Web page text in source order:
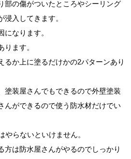
部の傷がついたところやシーリング
入してきます。
になります。
ります。
るか上に塗るだけかの2パターンあり
塗装屋さんでもできるので外壁塗装
んができるので使う防水材だけでい
やらないといけません。
方は防水屋さんがやるのでしっかり